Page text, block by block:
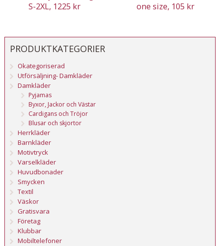
S-2XL, 1225 kr
one size, 105 kr
PRODUKTKATEGORIER
Okategoriserad
Utförsäljning- Damkläder
Damkläder
Pyjamas
Byxor, Jackor och Västar
Cardigans och Tröjor
Blusar och skjortor
Herrkläder
Barnkläder
Motivtryck
Varselkläder
Huvudbonader
Smycken
Textil
Väskor
Gratisvara
Företag
Klubbar
Mobiltelefoner